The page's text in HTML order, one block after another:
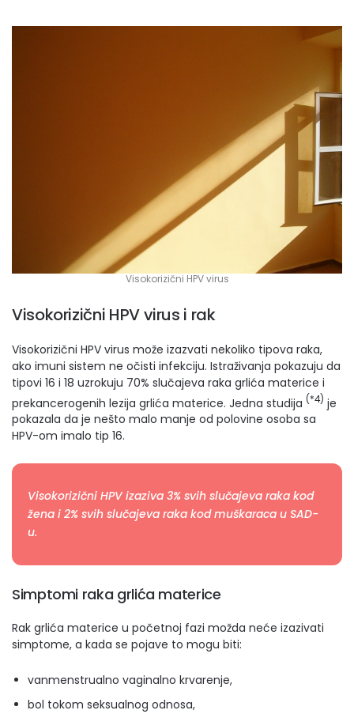
Visokorizični HPV virus
Visokorizični HPV virus i rak
Visokorizični HPV virus može izazvati nekoliko tipova raka,
ako imuni sistem ne očisti infekciju. Istraživanja pokazuju da
tipovi 16 i 18 uzrokuju 70% slučajeva raka grlića materice i
prekancerogenih lezija grlića materice. Jedna studija (*4) je
pokazala da je nešto malo manje od polovine osoba sa
HPV-om imalo tip 16.
Visokorizični HPV izaziva 3% svih slučajeva raka kod
žena i 2% svih slučajeva raka kod muškaraca u SAD-
u.
Simptomi raka grlića materice
Rak grlića materice u početnoj fazi možda neće izazivati
simptome, a kada se pojave to mogu biti:
vanmenstrualno vaginalno krvarenje,
bol tokom seksualnog odnosa,